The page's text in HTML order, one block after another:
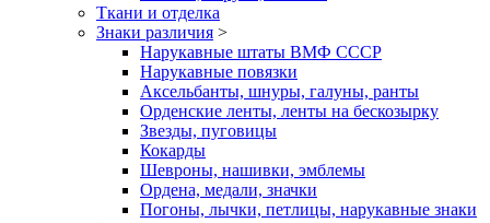
Ткани и отделка
Знаки различия >
Нарукавные штаты ВМФ СССР
Нарукавные повязки
Аксельбанты, шнуры, галуны, ранты
Орденские ленты, ленты на бескозырку
Звезды, пуговицы
Кокарды
Шевроны, нашивки, эмблемы
Ордена, медали, значки
Погоны, лычки, петлицы, нарукавные знаки